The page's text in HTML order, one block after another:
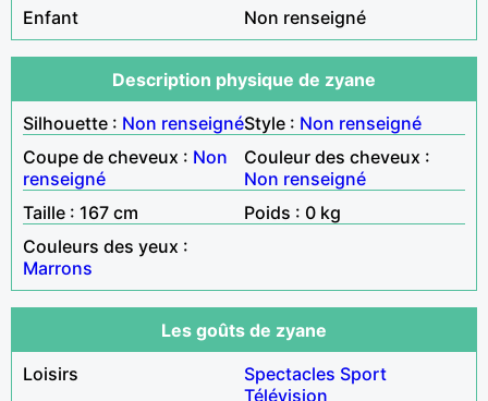
Enfant
Non renseigné
Description physique de zyane
Silhouette : Non renseignéStyle : Non renseigné
Coupe de cheveux : Non
renseigné
Couleur des cheveux :
Non renseigné
Taille : 167 cm
Poids : 0 kg
Couleurs des yeux :
Marrons
Les goûts de zyane
Loisirs
Spectacles Sport
Télévision